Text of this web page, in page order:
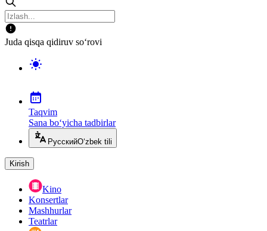
Juda qisqa qidiruv so‘rovi
Taqvim
Sana bo‘yicha tadbirlar
РусскийO‘zbek tili
Kirish
Kino
Konsertlar
Mashhurlar
Teatrlar